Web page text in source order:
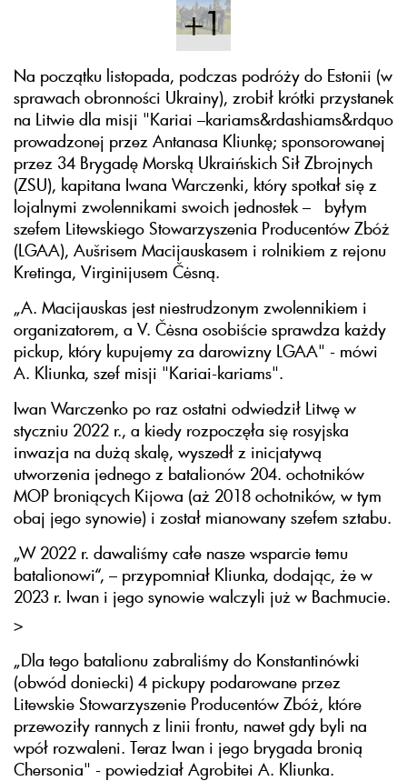
+1
Na początku listopada, podczas podróży do Estonii (w
sprawach obronności Ukrainy), zrobił krótki przystanek
na Litwie dla misji "Kariai –kariams&rdashiams&rdquo
prowadzonej przez Antanasa Kliunkę; sponsorowanej
przez 34 Brygadę Morską Ukraińskich Sił Zbrojnych
(ZSU), kapitana Iwana Warczenki, który spotkał się z
lojalnymi zwolennikami swoich jednostek – byłym
szefem Litewskiego Stowarzyszenia Producentów Zbóż
(LGAA), Aušrisem Macijauskasem i rolnikiem z rejonu
Kretinga, Virginijusem Čėsną.
„A. Macijauskas jest niestrudzonym zwolennikiem i
organizatorem, a V. Čėsna osobiście sprawdza każdy
pickup, który kupujemy za darowizny LGAA" - mówi
A. Kliunka, szef misji "Kariai-kariams".
Iwan Warczenko po raz ostatni odwiedził Litwę w
styczniu 2022 r., a kiedy rozpoczęła się rosyjska
inwazja na dużą skalę, wyszedł z inicjatywą
utworzenia jednego z batalionów 204. ochotników
MOP broniących Kijowa (aż 2018 ochotników, w tym
obaj jego synowie) i został mianowany szefem sztabu.
„W 2022 r. dawaliśmy całe nasze wsparcie temu
batalionowi“, – przypomniał Kliunka, dodając, że w
2023 r. Iwan i jego synowie walczyli już w Bachmucie.
>
„Dla tego batalionu zabraliśmy do Konstantinówki
(obwód doniecki) 4 pickupy podarowane przez
Litewskie Stowarzyszenie Producentów Zbóż, które
przewoziły rannych z linii frontu, nawet gdy byli na
wpół rozwaleni. Teraz Iwan i jego brygada bronią
Chersonia" - powiedział Agrobitei A. Kliunka.